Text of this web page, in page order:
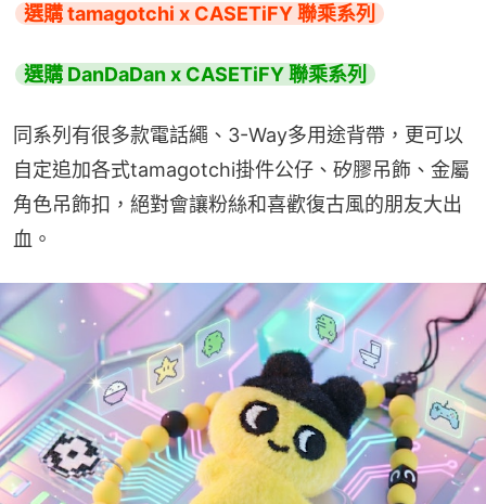
選購 tamagotchi x CASETiFY 聯乘系列
選購 DanDaDan x CASETiFY 聯乘系列
同系列有很多款電話繩、3-Way多用途背帶，更可以
自定追加各式tamagotchi掛件公仔、矽膠吊飾、金屬
角色吊飾扣，絕對會讓粉絲和喜歡復古風的朋友大出
血。